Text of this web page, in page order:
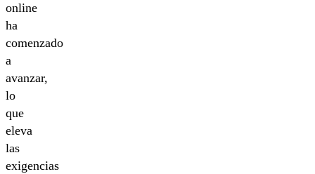
online
ha
comenzado
a
avanzar,
lo
que
eleva
las
exigencias